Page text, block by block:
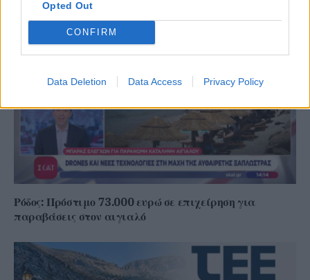
Opted Out
CONFIRM
Data Deletion Data Access Privacy Policy
Ρόδος: Πρόστιμο 73.000 ευρώ σε επιχείρηση για
παραβάσεις στον αιγιαλό